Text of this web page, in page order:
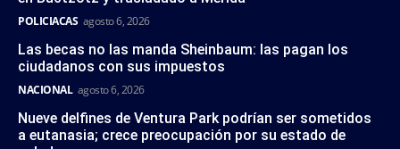
POLICIACAS agosto 6, 2026
Las becas no las manda Sheinbaum: las pagan los
ciudadanos con sus impuestos
NACIONAL agosto 6, 2026
Nueve delfines de Ventura Park podrían ser sometidos
a eutanasia; crece preocupación por su estado de